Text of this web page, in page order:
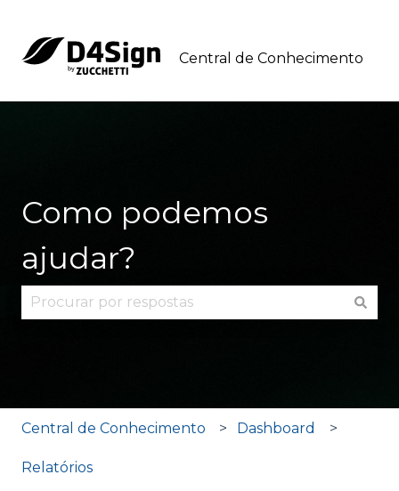
Central de Conhecimento
Como podemos
ajudar?
Central de Conhecimento Dashboard
Relatórios